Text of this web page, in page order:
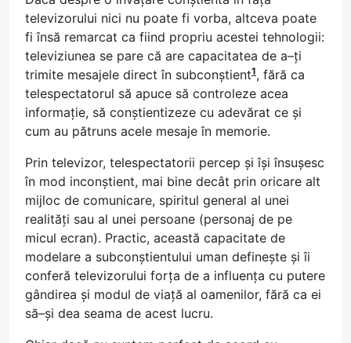
televizorului nici nu poate fi vorba, altceva poate
fi însă remarcat ca fiind propriu acestei tehnologii:
televiziunea se pare că are capacitatea de a–ți
trimite mesajele direct în subconștient1, fără ca
telespectatorul să apuce să controleze acea
informație, să conștientizeze cu adevărat ce și
cum au pătruns acele mesaje în memorie.
Prin televizor, telespectatorii percep și își însușesc
în mod inconștient, mai bine decât prin oricare alt
mijloc de comunicare, spiritul general al unei
realități sau al unei persoane (personaj de pe
micul ecran). Practic, această capacitate de
modelare a subconștientului uman definește și îi
conferă televizorului forța de a influența cu putere
gândirea și modul de viață al oamenilor, fără ca ei
să–și dea seama de acest lucru.